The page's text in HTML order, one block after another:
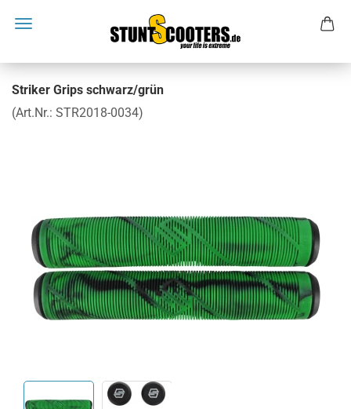
Striker Grips schwarz/grün
(Art.Nr.: STR2018-0034)